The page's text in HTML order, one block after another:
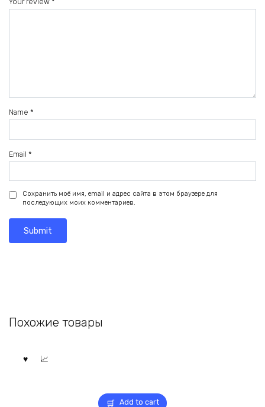
Name *
Email *
Сохранить моё имя, email и адрес сайта в этом браузере для
последующих моих комментариев.
Похожие товары
Add to cart